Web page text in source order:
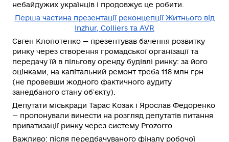
небайдужих українців і продовжує це робити.
Перша частина презентації реконцепції Житнього від
Inzhur, Colliers та AVR
Євген Клопотенко — презентував бачення розвитку
ринку через створення громадської організації та
передачу їй в пільгову оренду будівлі ринку: за його
оцінками, на капітальний ремонт треба 118 млн грн
(не провевши жодного фактичного аудиту
занедбаного стану обʼєкту).
Депутати міськради Тарас Козак і Ярослав Федоренко
— пропонували винести на розгляд депутатів питання
приватизації ринку через систему Prozorro.
Важливо: після передбачуваного фіналу робочої